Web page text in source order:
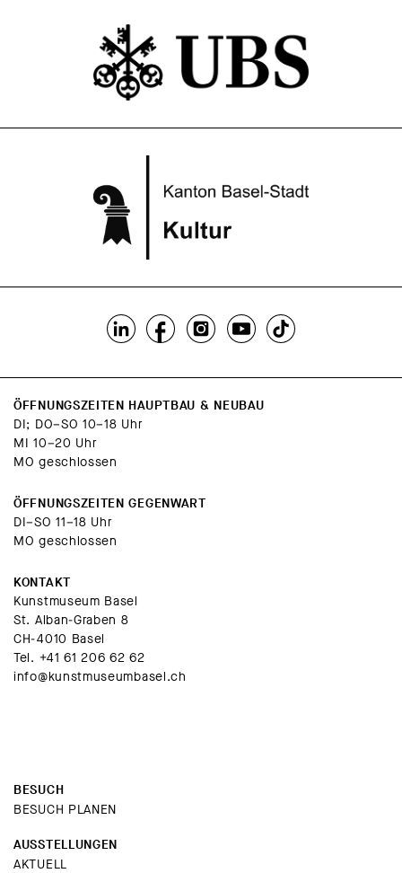
ÖFFNUNGSZEITEN HAUPTBAU & NEUBAU
DI; DO–SO 10–18 Uhr
MI 10–20 Uhr
MO geschlossen
ÖFFNUNGSZEITEN GEGENWART
DI–SO 11–18 Uhr
MO geschlossen
KONTAKT
Kunstmuseum Basel
St. Alban-Graben 8
CH-4010 Basel
Tel. +41 61 206 62 62
info@kunstmuseumbasel.ch
BESUCH
BESUCH PLANEN
AUSSTELLUNGEN
AKTUELL